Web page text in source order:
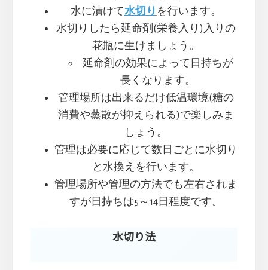
水に漬けて水切り を行います。
水切りしたら延命剤(栄養入り)入りの
花瓶に生けましょう。
延命剤の効果によって日持ちが
長くなります。
管理場所は出来るだけ低温環境(糖の
消費や蒸散が抑えられる)で楽しみま
しょう。
管理は必要に応じて数日ごとに水切り
と水換えを行います。
管理場所や管理の方法でも左右されま
すが日持ちは5～14日程度です。
水切り法